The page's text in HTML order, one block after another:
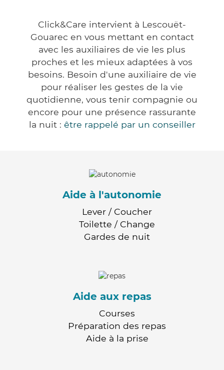
Click&Care intervient à Lescouët-
Gouarec en vous mettant en contact
avec les auxiliaires de vie les plus
proches et les mieux adaptées à vos
besoins. Besoin d'une auxiliaire de vie
pour réaliser les gestes de la vie
quotidienne, vous tenir compagnie ou
encore pour une présence rassurante
la nuit : être rappelé par un conseiller
Aide à l'autonomie
Lever / Coucher
Toilette / Change
Gardes de nuit
Aide aux repas
Courses
Préparation des repas
Aide à la prise